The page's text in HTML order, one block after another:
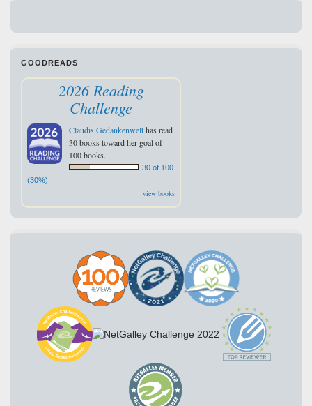
GOODREADS
2026 Reading
Challenge
Claudis Gedankenwelthas read
30 books toward her goal of
100 books.
30 of 100
(30%)
view books